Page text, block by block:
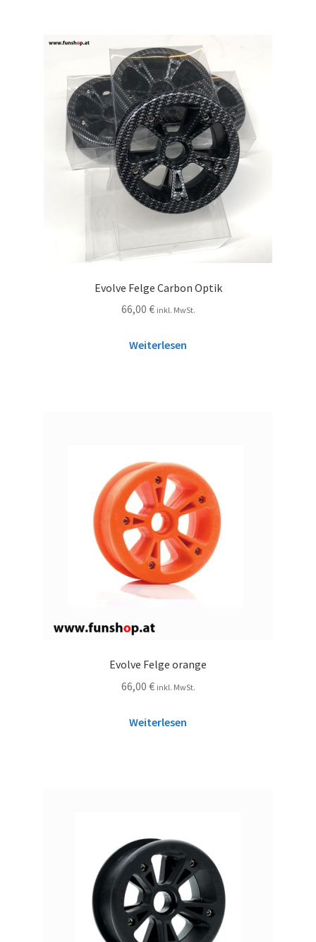
Evolve Felge Carbon Optik
66,00 € inkl. MwSt.
Weiterlesen
Evolve Felge orange
66,00 € inkl. MwSt.
Weiterlesen